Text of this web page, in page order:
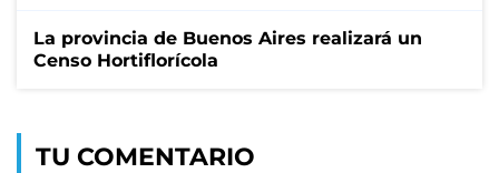
La provincia de Buenos Aires realizará un
Censo Hortiflorícola
TU COMENTARIO